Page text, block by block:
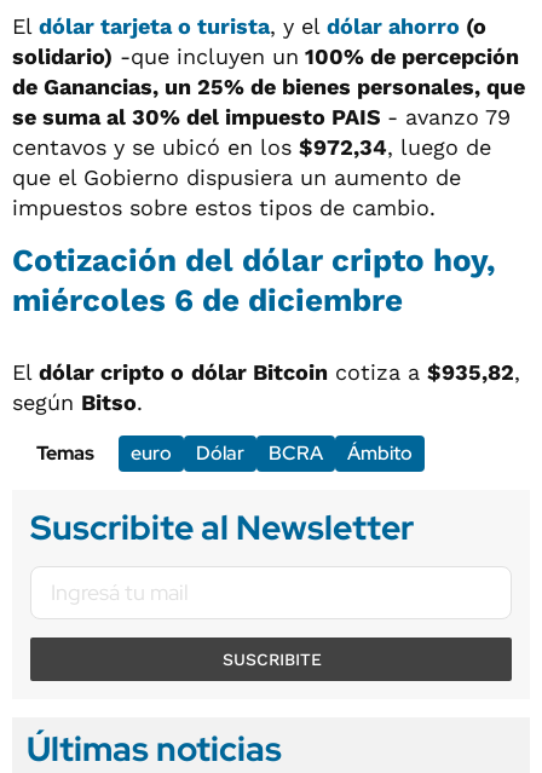
El dólar tarjeta o turista, y el dólar ahorro (o
solidario) -que incluyen un 100% de percepción
de Ganancias, un 25% de bienes personales, que
se suma al 30% del impuesto PAIS - avanzo 79
centavos y se ubicó en los $972,34, luego de
que el Gobierno dispusiera un aumento de
impuestos sobre estos tipos de cambio.
Cotización del dólar cripto hoy,
miércoles 6 de diciembre
El dólar cripto o dólar Bitcoin cotiza a $935,82,
según Bitso.
Temas
euro Dólar BCRA Ámbito
Suscribite al Newsletter
SUSCRIBITE
Últimas noticias